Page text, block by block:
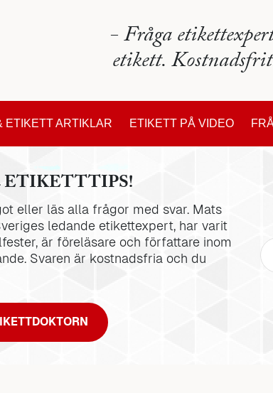
- Fråga
etikett.
ETIKETT ARTIKLAR ETIKETT PÅ VIDEO
ETIKETTTIPS!
eller läs alla frågor med svar. Mats
ledande etikettexpert, har varit
är föreläsare och författare inom
Svaren är kostnadsfria och du